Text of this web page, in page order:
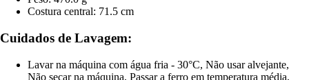
Costura central: 71.5 cm
Cuidados de Lavagem:
Lavar na máquina com água fria - 30°C, Não usar alvejante,
Não secar na máquina, Passar a ferro em temperatura média,